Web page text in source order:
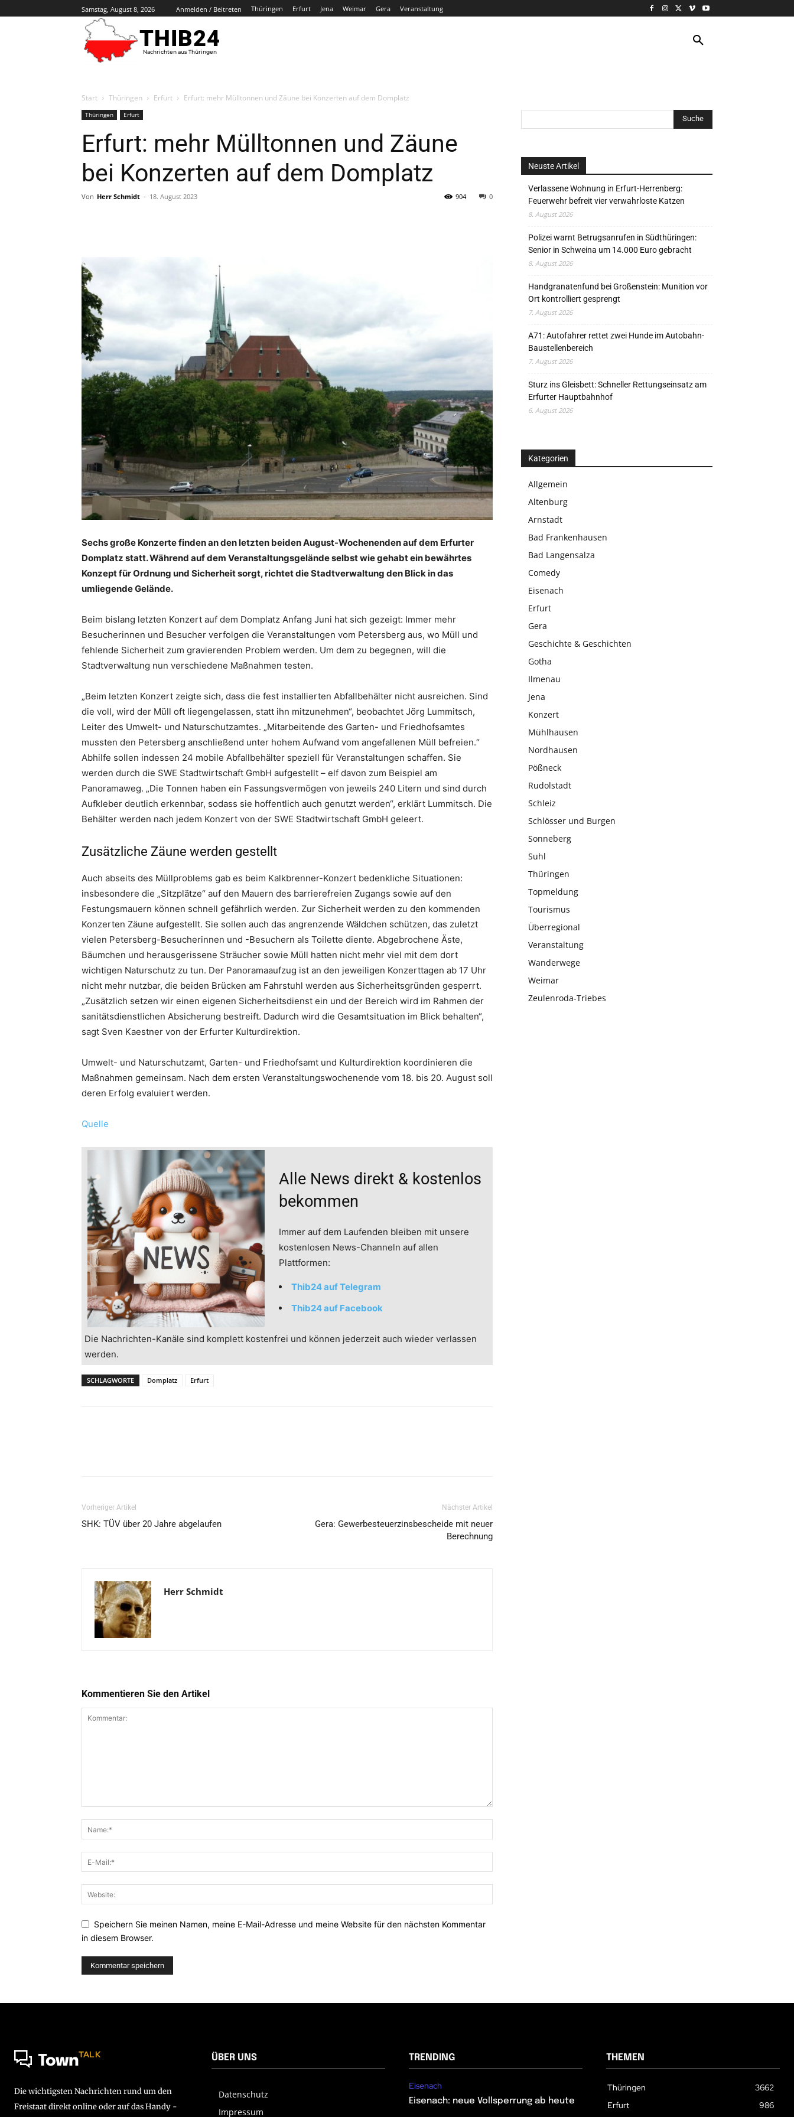
Samstag, August 8, 2026 Anmelden / Beitreten Thüringen Erfurt Jena Weimar Gera Veranstaltung
THIB24
Nachrichten aus Thüringen
Start Thüringen Erfurt Erfurt: mehr Mülltonnen und Zäune bei Konzerten auf dem Domplatz
Thüringen Erfurt
Erfurt: mehr Mülltonnen und Zäune
bei Konzerten auf dem Domplatz
Von Herr Schmidt - 18. August 2023 0
904
Sechs große Konzerte finden an den letzten beiden August-Wochenenden auf dem Erfurter
Domplatz statt. Während auf dem Veranstaltungsgelände selbst wie gehabt ein bewährtes
Konzept für Ordnung und Sicherheit sorgt, richtet die Stadtverwaltung den Blick in das
umliegende Gelände.
Beim bislang letzten Konzert auf dem Domplatz Anfang Juni hat sich gezeigt: Immer mehr
Besucherinnen und Besucher verfolgen die Veranstaltungen vom Petersberg aus, wo Müll und
fehlende Sicherheit zum gravierenden Problem werden. Um dem zu begegnen, will die
Stadtverwaltung nun verschiedene Maßnahmen testen.
„Beim letzten Konzert zeigte sich, dass die fest installierten Abfallbehälter nicht ausreichen. Sind
die voll, wird der Müll oft liegengelassen, statt ihn mitzunehmen“, beobachtet Jörg Lummitsch,
Leiter des Umwelt- und Naturschutzamtes. „Mitarbeitende des Garten- und Friedhofsamtes
mussten den Petersberg anschließend unter hohem Aufwand vom angefallenen Müll befreien.“
Abhilfe sollen indessen 24 mobile Abfallbehälter speziell für Veranstaltungen schaffen. Sie
werden durch die SWE Stadtwirtschaft GmbH aufgestellt – elf davon zum Beispiel am
Panoramaweg. „Die Tonnen haben ein Fassungsvermögen von jeweils 240 Litern und sind durch
Aufkleber deutlich erkennbar, sodass sie hoffentlich auch genutzt werden“, erklärt Lummitsch. Die
Behälter werden nach jedem Konzert von der SWE Stadtwirtschaft GmbH geleert.
Zusätzliche Zäune werden gestellt
Auch abseits des Müllproblems gab es beim Kalkbrenner-Konzert bedenkliche Situationen:
insbesondere die „Sitzplätze“ auf den Mauern des barrierefreien Zugangs sowie auf den
Festungsmauern können schnell gefährlich werden. Zur Sicherheit werden zu den kommenden
Konzerten Zäune aufgestellt. Sie sollen auch das angrenzende Wäldchen schützen, das zuletzt
vielen Petersberg-Besucherinnen und -Besuchern als Toilette diente. Abgebrochene Äste,
Bäumchen und herausgerissene Sträucher sowie Müll hatten nicht mehr viel mit dem dort
wichtigen Naturschutz zu tun. Der Panoramaaufzug ist an den jeweiligen Konzerttagen ab 17 Uhr
nicht mehr nutzbar, die beiden Brücken am Fahrstuhl werden aus Sicherheitsgründen gesperrt.
„Zusätzlich setzen wir einen eigenen Sicherheitsdienst ein und der Bereich wird im Rahmen der
sanitätsdienstlichen Absicherung bestreift. Dadurch wird die Gesamtsituation im Blick behalten“,
sagt Sven Kaestner von der Erfurter Kulturdirektion.
Umwelt- und Naturschutzamt, Garten- und Friedhofsamt und Kulturdirektion koordinieren die
Maßnahmen gemeinsam. Nach dem ersten Veranstaltungswochenende vom 18. bis 20. August soll
deren Erfolg evaluiert werden.
Quelle
Alle News direkt & kostenlos
bekommen
Immer auf dem Laufenden bleiben mit unsere
kostenlosen News-Channeln auf allen
Plattformen:
Thib24 auf Telegram
Thib24 auf Facebook
Die Nachrichten-Kanäle sind komplett kostenfrei und können jederzeit auch wieder verlassen
werden.
SCHLAGWORTE Domplatz Erfurt
Vorheriger Artikel
SHK: TÜV über 20 Jahre abgelaufen
Nächster Artikel
Gera: Gewerbesteuerzinsbescheide mit neuer
Berechnung
Herr Schmidt
Kommentieren Sie den Artikel
Speichern Sie meinen Namen, meine E-Mail-Adresse und meine Website für den nächsten Kommentar
in diesem Browser.
Neuste Artikel
Verlassene Wohnung in Erfurt-Herrenberg:
Feuerwehr befreit vier verwahrloste Katzen
8. August 2026
Polizei warnt Betrugsanrufen in Südthüringen:
Senior in Schweina um 14.000 Euro gebracht
8. August 2026
Handgranatenfund bei Großenstein: Munition vor
Ort kontrolliert gesprengt
7. August 2026
A71: Autofahrer rettet zwei Hunde im Autobahn-
Baustellenbereich
7. August 2026
Sturz ins Gleisbett: Schneller Rettungseinsatz am
Erfurter Hauptbahnhof
6. August 2026
Kategorien
Allgemein
Altenburg
Arnstadt
Bad Frankenhausen
Bad Langensalza
Comedy
Eisenach
Erfurt
Gera
Geschichte & Geschichten
Gotha
Ilmenau
Jena
Konzert
Mühlhausen
Nordhausen
Pößneck
Rudolstadt
Schleiz
Schlösser und Burgen
Sonneberg
Suhl
Thüringen
Topmeldung
Tourismus
Überregional
Veranstaltung
Wanderwege
Weimar
Zeulenroda-Triebes
TownTALK
Die wichtigsten Nachrichten rund um den
Freistaat direkt online oder auf das Handy -
ÜBER UNS
Datenschutz
Impressum
TRENDING
Eisenach
Eisenach: neue Vollsperrung ab heute
THEMEN
Thüringen
3662
Erfurt
986